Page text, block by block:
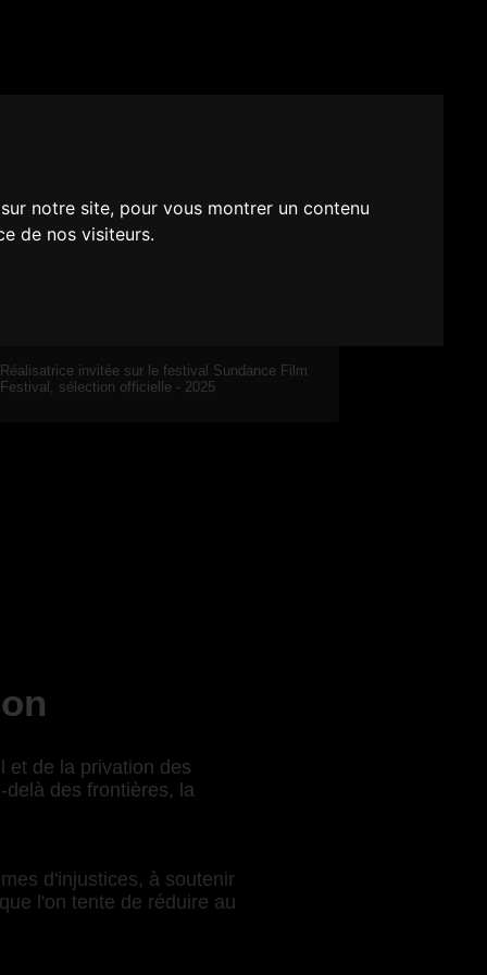
notre site, pour vous montrer un contenu
de nos visiteurs.
Réalisatrice invitée sur le festival Sundance Film
Festival, sélection officielle - 2025
et de la privation des
delà des frontières, la
d'injustices, à soutenir
l'on tente de réduire au